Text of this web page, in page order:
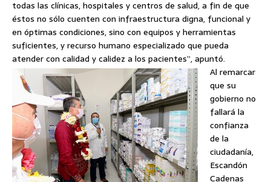
todas las clínicas, hospitales y centros de salud, a fin de que
éstos no sólo cuenten con infraestructura digna, funcional y
en óptimas condiciones, sino con equipos y herramientas
suficientes, y recurso humano especializado que pueda
atender con calidad y calidez a los pacientes”, apuntó.
Al remarcar
que su
gobierno no
fallará la
confianza
de la
ciudadanía,
Escandón
Cadenas